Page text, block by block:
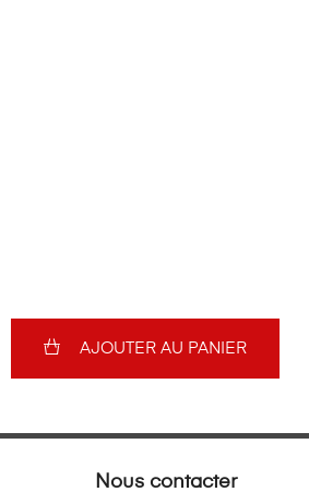
AJOUTER AU PANIER
Nous contacter